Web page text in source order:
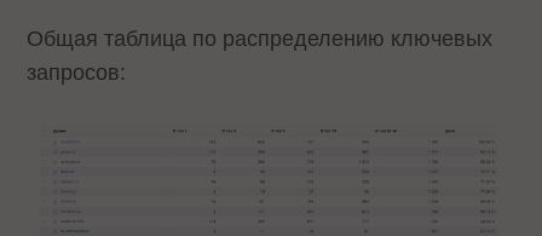
Общая таблица по распределению ключевых
запросов: